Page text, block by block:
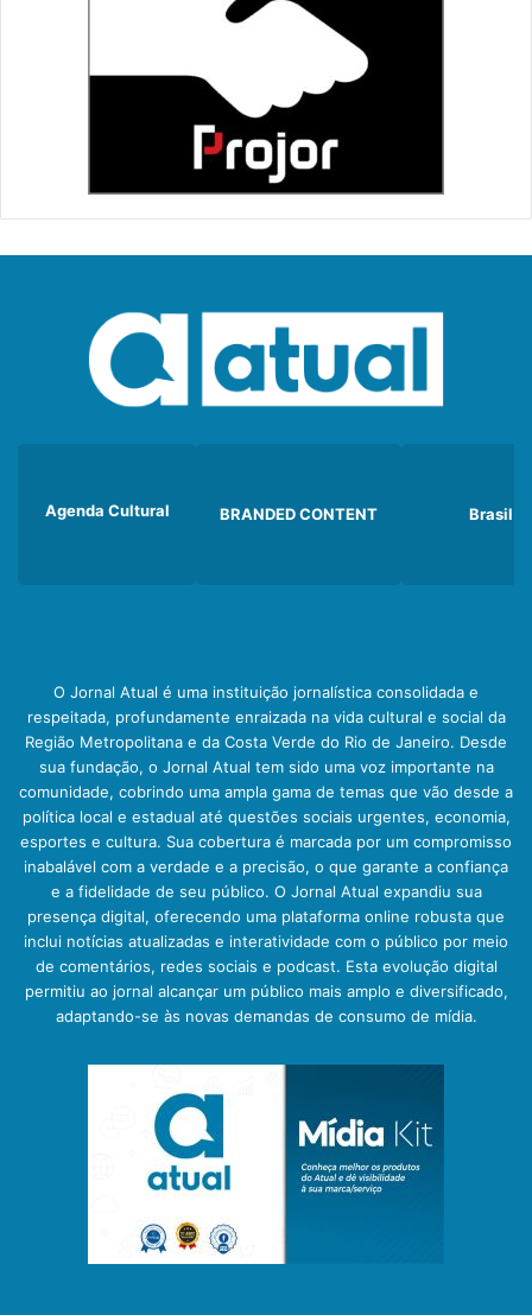
Agenda Cultural BRANDED CONTENT Brasil
O Jornal Atual é uma instituição jornalística consolidada e
respeitada, profundamente enraizada na vida cultural e social da
Região Metropolitana e da Costa Verde do Rio de Janeiro. Desde
sua fundação, o Jornal Atual tem sido uma voz importante na
comunidade, cobrindo uma ampla gama de temas que vão desde a
política local e estadual até questões sociais urgentes, economia,
esportes e cultura. Sua cobertura é marcada por um compromisso
inabalável com a verdade e a precisão, o que garante a confiança
e a fidelidade de seu público. O Jornal Atual expandiu sua
presença digital, oferecendo uma plataforma online robusta que
inclui notícias atualizadas e interatividade com o público por meio
de comentários, redes sociais e podcast. Esta evolução digital
permitiu ao jornal alcançar um público mais amplo e diversificado,
adaptando-se às novas demandas de consumo de mídia.